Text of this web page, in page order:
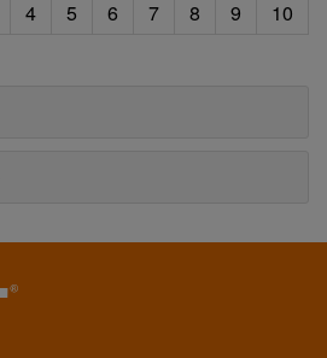
4 5 6 7 8 9 10